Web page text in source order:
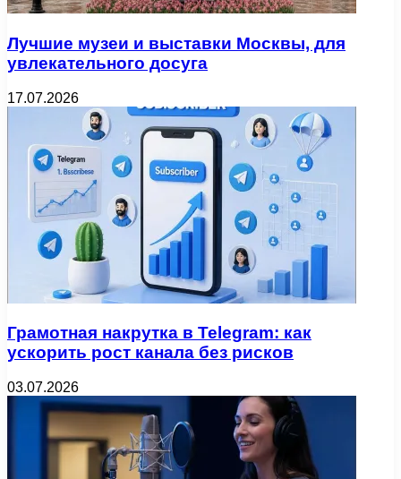
Лучшие музеи и выставки Москвы, для
увлекательного досуга
17.07.2026
Грамотная накрутка в Telegram: как
ускорить рост канала без рисков
03.07.2026